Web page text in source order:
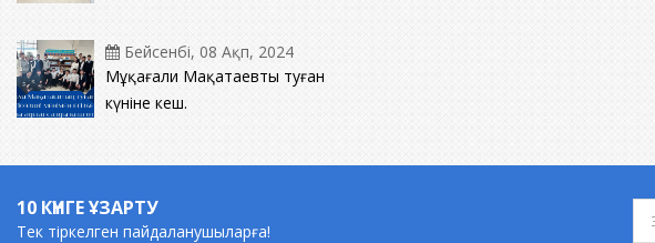
Бейсенбі, 08 Ақп, 2024
Мұқағали Мақатаевтың туған
күніне кеш.
10 КҮНГЕ ҰЗАРТУ
Тек тіркелген пайдаланушыларға!